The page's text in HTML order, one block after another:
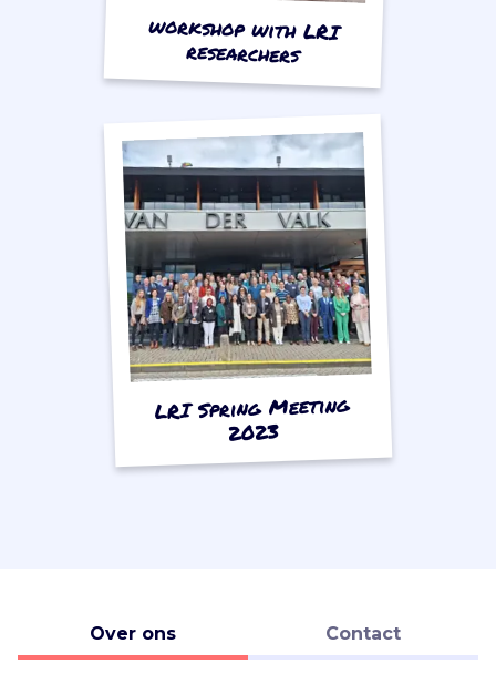
workshop with LRI
researchers
LRI Spring Meeting
2023
Over ons Contact